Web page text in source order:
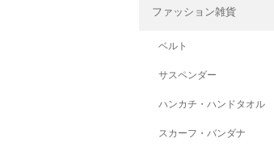
ファッション雑貨
ベルト
サスペンダー
ハンカチ・ハンドタオル
スカーフ・バンダナ